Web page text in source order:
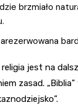
brzmiało
jest na
zasad.